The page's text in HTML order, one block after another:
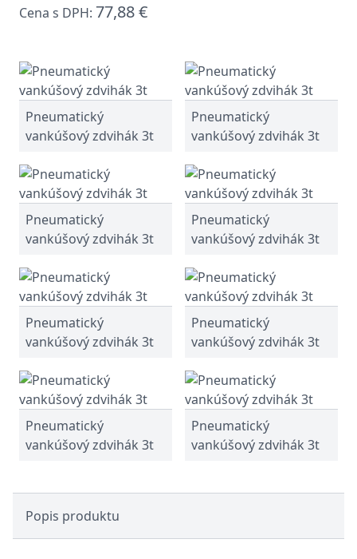
Cena s DPH: 77,88 €
Pneumatický
vankúšový zdvihák 3t
Pneumatický
vankúšový zdvihák 3t
Pneumatický
vankúšový zdvihák 3t
Pneumatický
vankúšový zdvihák 3t
Pneumatický
vankúšový zdvihák 3t
Pneumatický
vankúšový zdvihák 3t
Pneumatický
vankúšový zdvihák 3t
Pneumatický
vankúšový zdvihák 3t
Popis produktu